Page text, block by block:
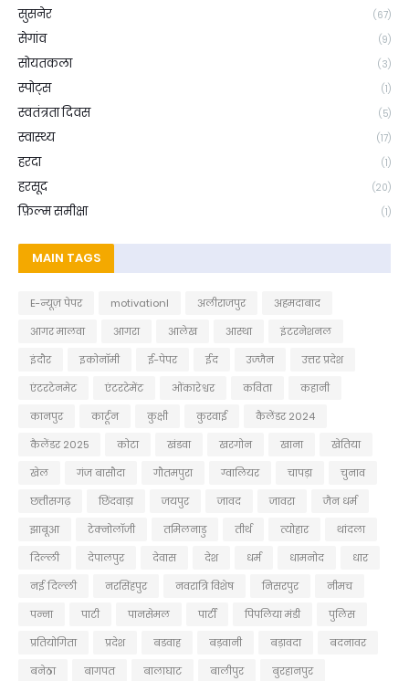
सुसनेर (67)
सेगांव (9)
सोयतकला (3)
स्पोट्स (1)
स्वतंत्रता दिवस (5)
स्वास्थ्य (17)
हरदा (1)
हरसूद (20)
फ़िल्म समीक्षा (1)
MAIN TAGS
E-न्यूज़ पेपर motivationl अलीराजपुर
अहमदाबाद
आगर मालवा
आगरा आलेख आस्था
इंटरनेशनल
इंदौर
इकोनॉमी ई-पेपर ईद उज्जैन
उत्तर प्रदेश
एंटरटेनमेट
एंटरटेमेंट ओंकारेश्वर कविता
कहानी
कानपुर
कार्टून कुक्षी कुरवाई
कैलेंडर 2024
कैलेंडर 2025
कोटा खंडवा खरगोन खाना
खेतिया
खेल
गंज बासौदा गौतमपुरा ग्वालियर चापड़ा
चुनाव
छत्तीसगढ़
छिंदवाड़ा जयपुर जावद जावरा
जैन धर्म
झाबूआ
टेक्नोलॉजी तमिलनाडु तीर्थ त्योहार
थांदला
दिल्ली
देपालपुर देवास देश धर्म धामनोद
धार
नई दिल्ली
नरसिंहपुर नवरात्रि विशेष निसरपुर
नीमच
पन्ना
पाटी पानसेमल पार्टी पिपलिया मंडी
पुलिस
प्रतियोगिता
प्रदेश बडवाह बड़वानी बड़ावदा
बदनावर
बनेठा
बागपत बालाघाट बालीपुर
बुरहानपुर